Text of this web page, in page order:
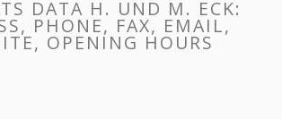
DATA H. UND M. ECK:
PHONE, FAX, EMAIL,
OPENING HOURS